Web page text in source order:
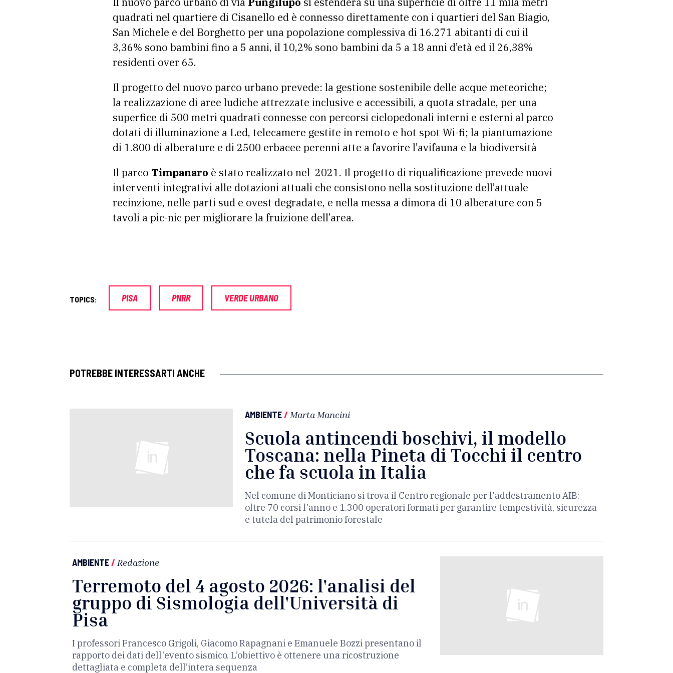
quadrati nel quartiere di Cisanello ed è connesso direttamente con i quartieri del San Biagio,
San Michele e del Borghetto per una popolazione complessiva di 16.271 abitanti di cui il
3,36% sono bambini fino a 5 anni, il 10,2% sono bambini da 5 a 18 anni d’età ed il 26,38%
residenti over 65.
Il progetto del nuovo parco urbano prevede: la gestione sostenibile delle acque meteoriche;
la realizzazione di aree ludiche attrezzate inclusive e accessibili, a quota stradale, per una
superfice di 500 metri quadrati connesse con percorsi ciclopedonali interni e esterni al parco
dotati di illuminazione a Led, telecamere gestite in remoto e hot spot Wi-fi; la piantumazione
di 1.800 di alberature e di 2500 erbacee perenni atte a favorire l’avifauna e la biodiversità
Il parco Timpanaro è stato realizzato nel 2021. Il progetto di riqualificazione prevede nuovi
interventi integrativi alle dotazioni attuali che consistono nella sostituzione dell’attuale
recinzione, nelle parti sud e ovest degradate, e nella messa a dimora di 10 alberature con 5
tavoli a pic-nic per migliorare la fruizione dell’area.
TOPICS: PISA PNRR VERDE URBANO
POTREBBE INTERESSARTI ANCHE
AMBIENTE/ Marta Mancini
Scuola antincendi boschivi, il modello
Toscana: nella Pineta di Tocchi il centro
che fa scuola in Italia
Nel comune di Monticiano si trova il Centro regionale per l'addestramento AIB:
oltre 70 corsi l'anno e 1.300 operatori formati per garantire tempestività, sicurezza
e tutela del patrimonio forestale
AMBIENTE/ Redazione
Terremoto del 4 agosto 2026: l'analisi del
gruppo di Sismologia dell'Università di
Pisa
I professori Francesco Grigoli, Giacomo Rapagnani e Emanuele Bozzi presentano il
rapporto dei dati dell'evento sismico. L’obiettivo è ottenere una ricostruzione
dettagliata e completa dell’intera sequenza